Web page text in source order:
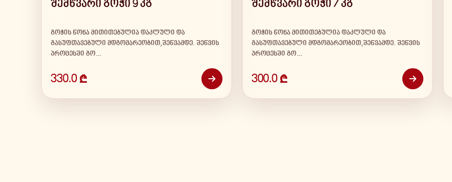
შემწვარი გოჭი 9 კგ
გოჭის წონა მითითებულია დაკლული და
გასუფთავებული მდგომარეობით,შეწვამდე. შეწვის
პროცესში გო…
330.0 ₾
შემწვარი გოჭი 7 კგ
გოჭის წონა მითითებულია დაკლული და
გასუფთავებული მდგომარეობით,შეწვამდე. შეწვის
პროცესში გო…
300.0 ₾